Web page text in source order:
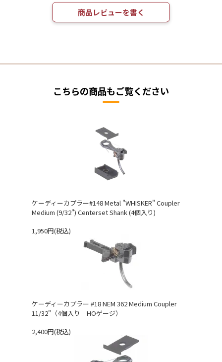
商品レビューを書く
こちらの商品もご覧ください
ケーディーカプラー#148 Metal "WHISKER" Coupler
Medium (9/32") Centerset Shank (4個入り)
1,950円(税込)
ケーディーカプラー #18 NEM 362 Medium Coupler
11/32"（4個入り HOゲージ）
2,400円(税込)